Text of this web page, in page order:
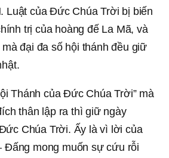
Luật của Đức Chúa Trời bị biến
trị của hoàng đế La Mã, và
đại đa số hội thánh đều giữ
Thánh của Đức Chúa Trời” mà
thân lập ra thì giữ ngày
Chúa Trời. Ấy là vì lời của
Đấng mong muốn sự cứu rỗi